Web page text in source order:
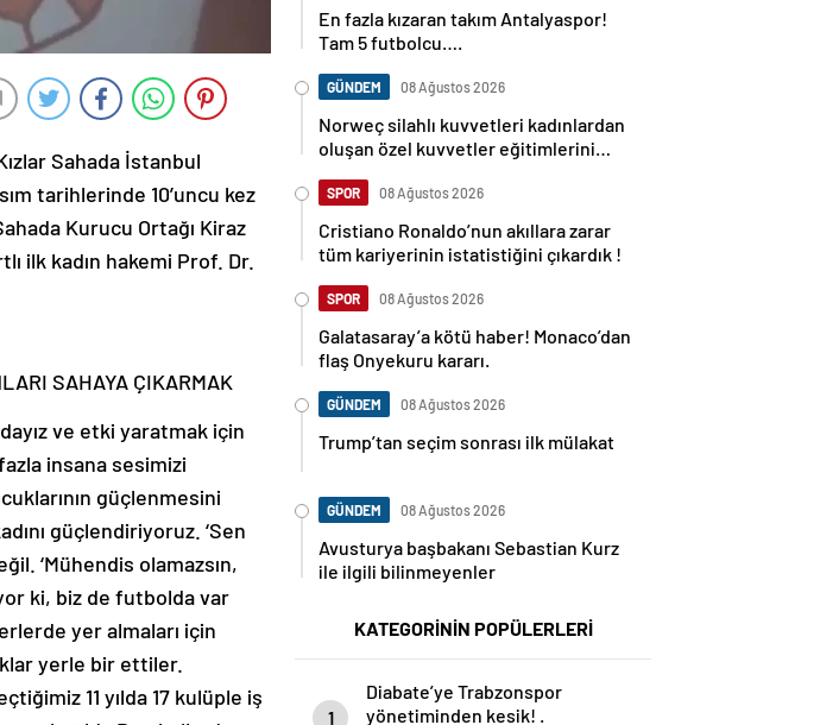
Sahada İstanbul
tarihlerinde 10’uncu kez
Kurucu Ortağı Kiraz
ilk kadın hakemi Prof. Dr.
SAHAYA ÇIKARMAK
ve etki yaratmak için
insana sesimizi
güçlenmesini
güçlendiriyoruz. ‘Sen
‘Mühendis olamazsın,
ki, biz de futbolda var
yer almaları için
yerle bir ettiler.
11 yılda 17 kulüple iş
En fazla kızaran takım Antalyaspor!
Tam 5 futbolcu….
GÜNDEM 08 Ağustos 2026
Norweç silahlı kuvvetleri kadınlardan
oluşan özel kuvvetler eğitimlerini
SPOR 08 Ağustos 2026
Cristiano Ronaldo’nun akıllara zarar
tüm kariyerinin istatistiğini çıkardık !
SPOR 08 Ağustos 2026
Galatasaray’a kötü haber! Monaco’dan
flaş Onyekuru kararı.
GÜNDEM 08 Ağustos 2026
Trump’tan seçim sonrası ilk mülakat
GÜNDEM 08 Ağustos 2026
Avusturya başbakanı Sebastian Kurz
ile ilgili bilinmeyenler
KATEGORİNİN POPÜLERLERİ
1
Diabate’ye Trabzonspor
yönetiminden kesik! .